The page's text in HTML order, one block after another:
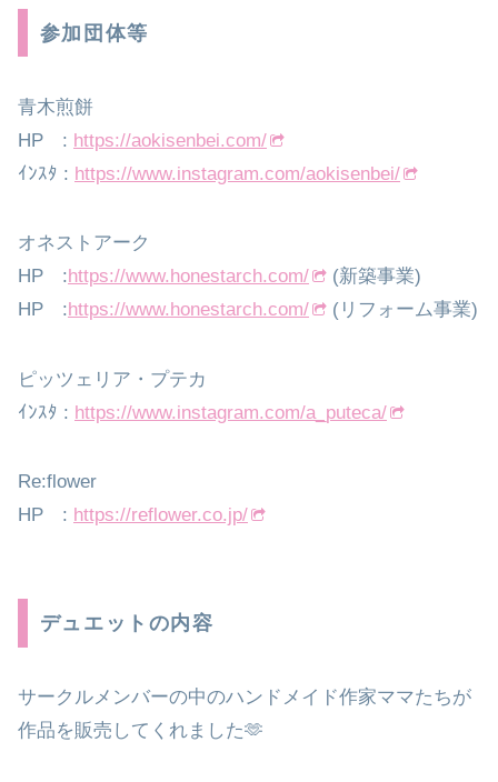
参加団体等
青木煎餅
HP : https://aokisenbei.com/
ｲﾝｽﾀ : https://www.instagram.com/aokisenbei/
オネストアーク
HP :https://www.honestarch.com/
(新築事業)
HP :https://www.honestarch.com/ (リフォーム事業)
ピッツェリア・プテカ
ｲﾝｽﾀ : https://www.instagram.com/a_puteca/
Re:flower
HP : https://reflower.co.jp/
デュエットの内容
サークルメンバーの中のハンドメイド作家ママたちが
作品を販売してくれました🫶